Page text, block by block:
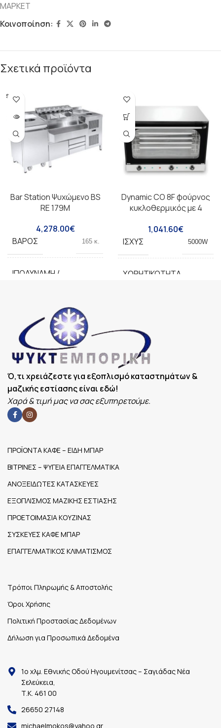
ΜΑΡΚΕΤ
Κοινοποίηση:
Σχετικά προϊόντα
SOLD O
UT
Bar Station Ψυχώμενο BS
RE 179M
4,278.00€
ΒΆΡΟΣ
165 κ.
ΙΠΟΔΎΝΑΜΗ /
165Kg
ΕΛΆΧΙΣΤΗ
ΘΕΡΜΟΚΡΑΣΊΑ ©
-1
ΜΈΓΙΣΤΗ
ΘΕΡΜΟΚΡΑΣΊΑ (C)
Dynamic CO 8F φούρνος
κυκλοθερμικός με 4
1,041.60€
ΙΣΧΎΣ
5000W
ΧΩΡΗΤΙΚΌΤΗΤΑ
Ό,τι χρειάζεστε για εξοπλισμό καταστημάτων &
μαζικής εστίασης είναι εδώ!
Χαρά & τιμή μας να σας εξυπηρετούμε.
ΠΡΟΪΟΝΤΑ ΚΑΦΕ – ΕΙΔΗ ΜΠΑΡ
ΒΙΤΡΙΝΕΣ – ΨΥΓΕΙΑ ΕΠΑΓΓΕΛΜΑΤΙΚΑ
ΑΝΟΞΕΙΔΩΤΕΣ ΚΑΤΑΣΚΕΥΕΣ
ΕΞΟΠΛΙΣΜΟΣ ΜΑΖΙΚΗΣ ΕΣΤΙΑΣΗΣ
ΠΡΟΕΤΟΙΜΑΣΙΑ ΚΟΥΖΙΝΑΣ
ΣΥΣΚΕΥΕΣ ΚΑΦΕ ΜΠΑΡ
ΕΠΑΓΓΕΛΜΑΤΙΚΟΣ ΚΛΙΜΑΤΙΣΜΟΣ
Τρόποι Πληρωμής & Αποστολής
Όροι Χρήσης
Πολιτική Προστασίας Δεδομένων
Δήλωση για Προσωπικά Δεδομένα
1ο χλμ. Εθνικής Οδού Ηγουμενίτσας – Σαγιάδας Νέα
Σελεύκεια,
Τ.Κ. 461 00
26650 27148
michaelmokos@yahoo.gr